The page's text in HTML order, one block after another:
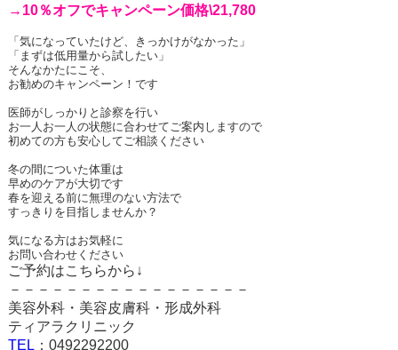
→ 10％オフでキャンペーン価格\21,780
「気になっていたけど、きっかけがなかった」
「まずは低用量から試したい」
そんなかたにこそ、
お勧めのキャンペーン！です
医師がしっかりと診察を行い
お一人お一人の状態に合わせてご案内しますので
初めての方も安心してご相談ください
冬の間についた体重は
早めのケアが大切です
春を迎える前に無理のない方法で
すっきりを目指しませんか？
気になる方はお気軽に
お問い合わせください
ご予約はこちらから↓
－－－－－－－－－－－－－－－－－
美容外科・美容皮膚科・形成外科
ティアラクリニック
TEL ： 0492292200